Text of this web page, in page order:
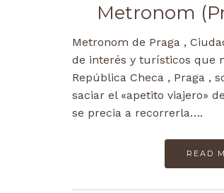
Metronom
Metronom de Praga ,
de interés y turísticos que
República Checa , Praga ,
saciar el «apetito viajero»
se precia a recorrerla….
READ